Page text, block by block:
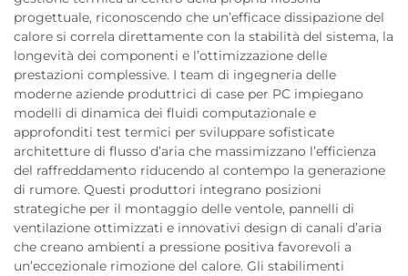
progettuale, riconoscendo che un’efficace dissipazione del
calore si correla direttamente con la stabilità del sistema, la
longevità dei componenti e l’ottimizzazione delle
prestazioni complessive. I team di ingegneria delle
moderne aziende produttrici di case per PC impiegano
modelli di dinamica dei fluidi computazionale e
approfonditi test termici per sviluppare sofisticate
architetture di flusso d’aria che massimizzano l’efficienza
del raffreddamento riducendo al contempo la generazione
di rumore. Questi produttori integrano posizioni
strategiche per il montaggio delle ventole, pannelli di
ventilazione ottimizzati e innovativi design di canali d’aria
che creano ambienti a pressione positiva favorevoli a
un’eccezionale rimozione del calore. Gli stabilimenti